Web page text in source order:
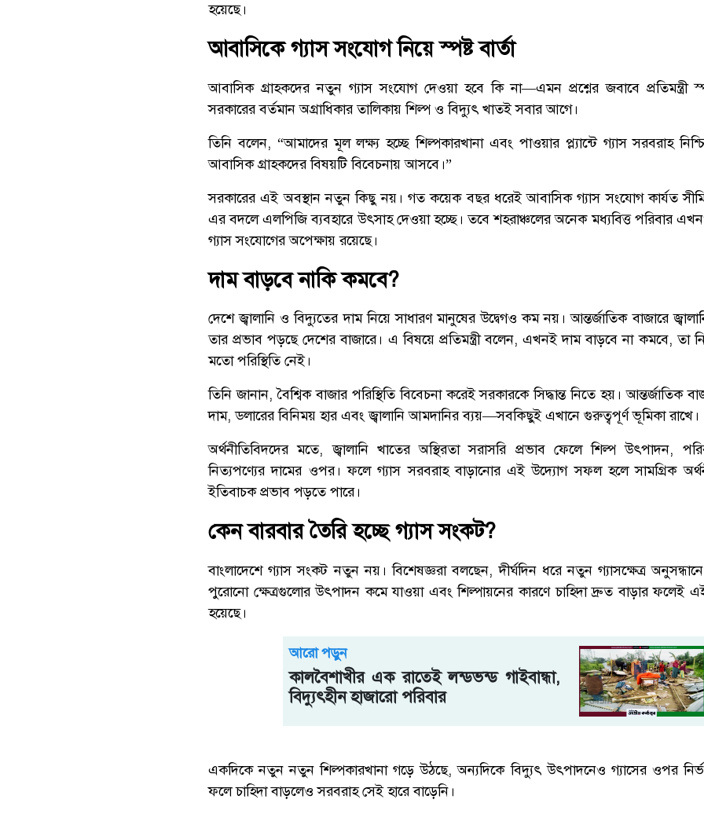
হয়েছে।
আবাসিকে গ্যাস সংযোগ নিয়ে স্পষ্ট বার্তা
আবাসিক গ্রাহকদের নতুন গ্যাস সংযোগ দেওয়া হবে কি না—এমন প্রশ্নের জবাবে প্রতিমন্ত্রী
সরকারের বর্তমান অগ্রাধিকার তালিকায় শিল্প ও বিদ্যুৎ খাতই সবার আগে।
তিনি বলেন, “আমাদের মূল লক্ষ্য হচ্ছে শিল্পকারখানা এবং পাওয়ার প্ল্যান্টে গ্যাস সরবরাহ
আবাসিক গ্রাহকদের বিষয়টি বিবেচনায় আসবে।”
সরকারের এই অবস্থান নতুন কিছু নয়। গত কয়েক বছর ধরেই আবাসিক গ্যাস সংযোগ কার্যত
এর বদলে এলপিজি ব্যবহারে উৎসাহ দেওয়া হচ্ছে। তবে শহরাঞ্চলের অনেক মধ্যবিত্ত পরিবার
গ্যাস সংযোগের অপেক্ষায় রয়েছে।
দাম বাড়বে নাকি কমবে?
দেশে জ্বালানি ও বিদ্যুতের দাম নিয়ে সাধারণ মানুষের উদ্বেগও কম নয়। আন্তর্জাতিক বাজারে
তার প্রভাব পড়ছে দেশের বাজারে। এ বিষয়ে প্রতিমন্ত্রী বলেন, এখনই দাম বাড়বে না কমবে, তা
মতো পরিস্থিতি নেই।
তিনি জানান, বৈশ্বিক বাজার পরিস্থিতি বিবেচনা করেই সরকারকে সিদ্ধান্ত নিতে হয়। আন্তর্জাতিক
দাম, ডলারের বিনিময় হার এবং জ্বালানি আমদানির ব্যয়—সবকিছুই এখানে গুরুত্বপূর্ণ ভূমিকা রাখে।
অর্থনীতিবিদদের মতে, জ্বালানি খাতের অস্থিরতা সরাসরি প্রভাব ফেলে শিল্প উৎপাদন,
নিত্যপণ্যের দামের ওপর। ফলে গ্যাস সরবরাহ বাড়ানোর এই উদ্যোগ সফল হলে সামগ্রিক
ইতিবাচক প্রভাব পড়তে পারে।
কেন বারবার তৈরি হচ্ছে গ্যাস সংকট?
বাংলাদেশে গ্যাস সংকট নতুন নয়। বিশেষজ্ঞরা বলছেন, দীর্ঘদিন ধরে নতুন গ্যাসক্ষেত্র
পুরোনো ক্ষেত্রগুলোর উৎপাদন কমে যাওয়া এবং শিল্পায়নের কারণে চাহিদা দ্রুত বাড়ার ফলেই এই
হয়েছে।
আরো পড়ুন
কালবৈশাখীর এক রাতেই লন্ডভন্ড গাইবান্ধা,
বিদ্যুৎহীন হাজারো পরিবার
একদিকে নতুন নতুন শিল্পকারখানা গড়ে উঠছে, অন্যদিকে বিদ্যুৎ উৎপাদনেও গ্যাসের ওপর
ফলে চাহিদা বাড়লেও সরবরাহ সেই হারে বাড়েনি।